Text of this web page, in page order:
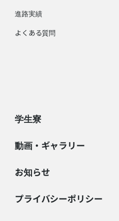
進路実績
よくある質問
学生寮
動画・ギャラリー
お知らせ
プライバシーポリシー